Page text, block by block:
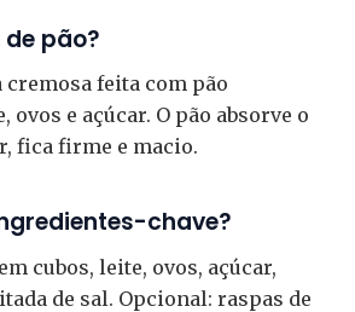
pão?
cremosa feita com pão
ovos e açúcar. O pão absorve o
fica firme e macio.
chave?
cubos, leite, ovos, açúcar,
de sal. Opcional: raspas de